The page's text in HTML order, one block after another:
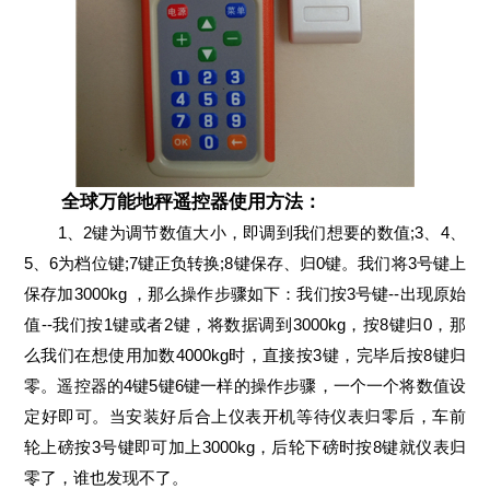
全球万能地秤遥控器使用方法：
1、2键为调节数值大小，即调到我们想要的数值;3、4、
5、6为档位键;7键正负转换;8键保存、归0键。我们将3号键上
保存加3000kg ，那么操作步骤如下：我们按3号键--出现原始
值--我们按1键或者2键，将数据调到3000kg，按8键归0，那
么我们在想使用加数4000kg时，直接按3键，完毕后按8键归
零。遥控器的4键5键6键一样的操作步骤，一个一个将数值设
定好即可。当安装好后合上仪表开机等待仪表归零后，车前
轮上磅按3号键即可加上3000kg，后轮下磅时按8键就仪表归
零了，谁也发现不了。